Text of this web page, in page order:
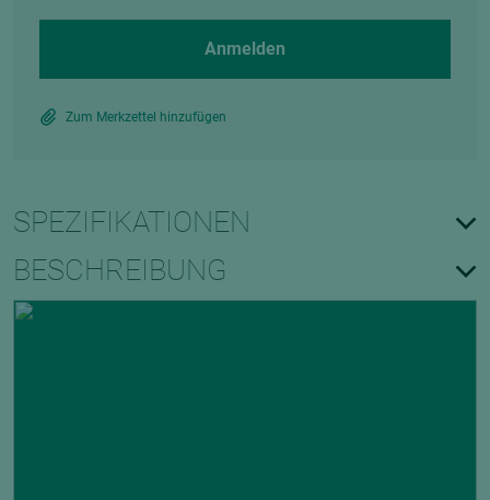
Anmelden
Zum Merkzettel hinzufügen
SPEZIFIKATIONEN
BESCHREIBUNG